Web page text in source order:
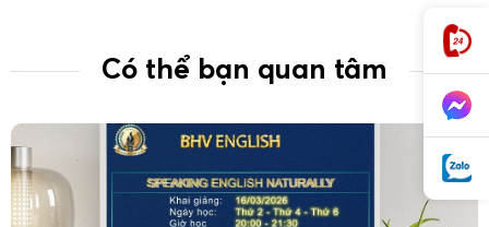
Có thể bạn quan tâm